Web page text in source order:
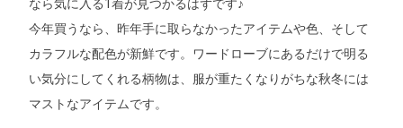
なら気に入る1着が見つかるはずです♪
今年買うなら、昨年手に取らなかったアイテムや色、そして
カラフルな配色が新鮮です。ワードローブにあるだけで明る
い気分にしてくれる柄物は、服が重たくなりがちな秋冬には
マストなアイテムです。